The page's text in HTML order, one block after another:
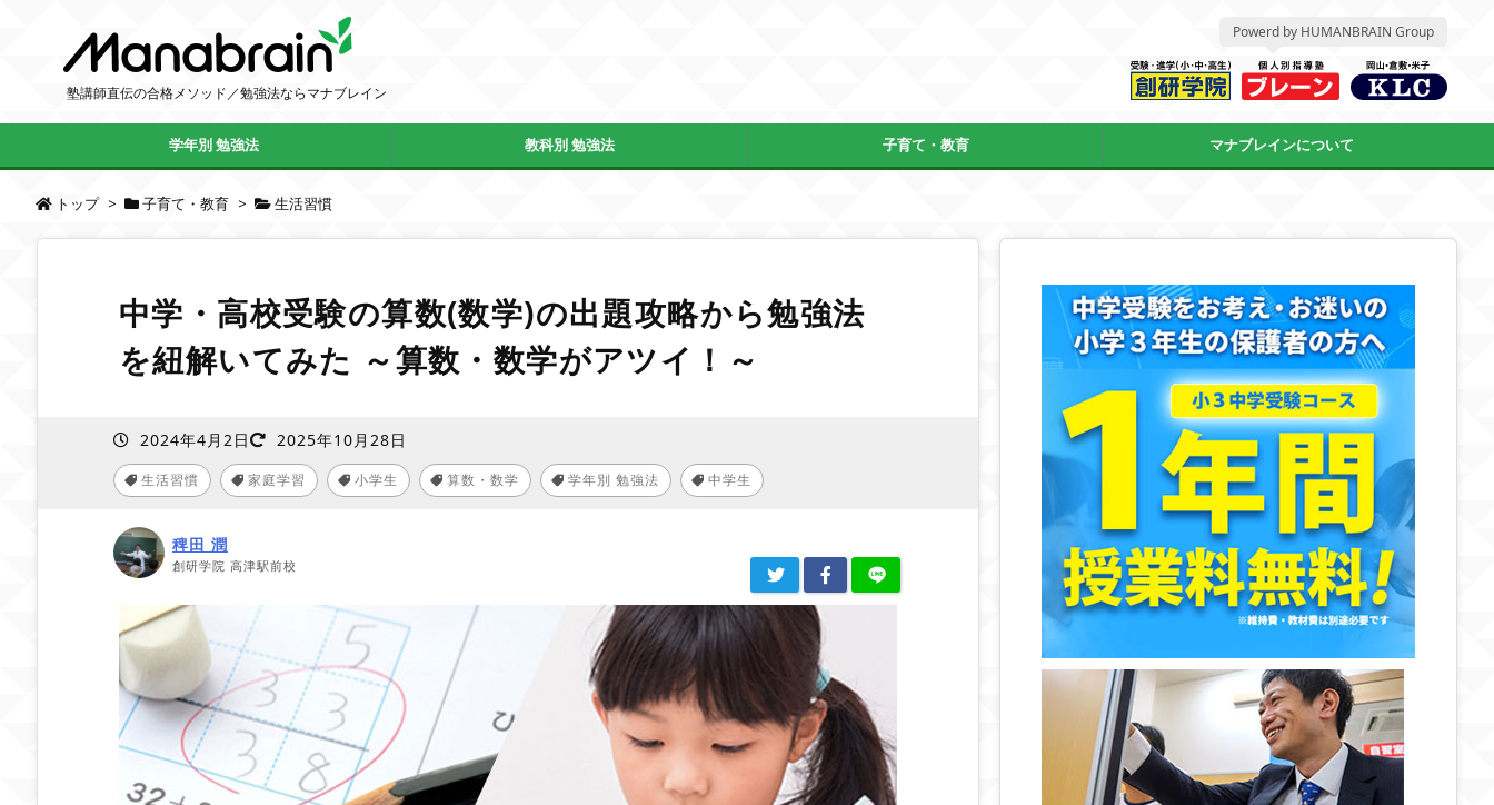
塾講師直伝の合格メソッド／勉強法ならマナブレイン
学年別 勉強法 教科別 勉強法 子育て・教育 マナブレインについて
トップ > 子育て・教育 > 生活習慣
Powerd by HUMANBRAIN Group
中学・高校受験の算数(数学)の出題攻略から勉強法
を紐解いてみた ～算数・数学がアツイ！～
2024年4月2日 2025年10月28日
生活習慣 家庭学習 小学生 算数・数学 学年別 勉強法 中学生
稗田 潤
創研学院 高津駅前校